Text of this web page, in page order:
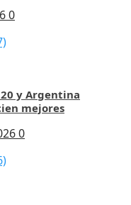
0
y Argentina
mejores
0